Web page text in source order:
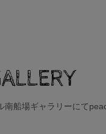
船場ギャラリーにて